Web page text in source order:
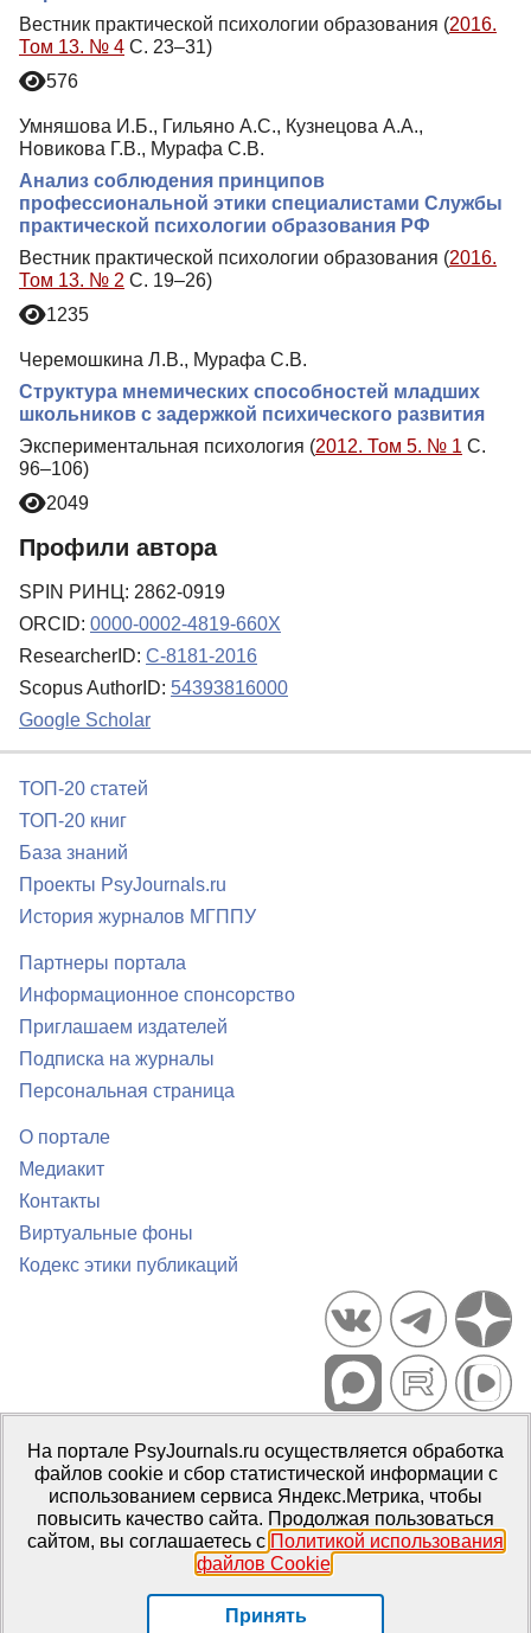
Вестник практической психологии образования (2016.
Том 13. № 4 С. 23–31)
576
Умняшова И.Б., Гильяно А.С., Кузнецова А.А.,
Новикова Г.В., Мурафа С.В.
Анализ соблюдения принципов
профессиональной этики специалистами Службы
практической психологии образования РФ
Вестник практической психологии образования (2016.
Том 13. № 2 С. 19–26)
1235
Черемошкина Л.В., Мурафа С.В.
Структура мнемических способностей младших
школьников с задержкой психического развития
Экспериментальная психология (2012. Том 5. № 1 С.
96–106)
2049
Профили автора
SPIN РИНЦ: 2862-0919
ORCID: 0000-0002-4819-660X
ResearcherID: C-8181-2016
Scopus AuthorID: 54393816000
Google Scholar
ТОП-20 статей
ТОП-20 книг
База знаний
Проекты PsyJournals.ru
История журналов МГППУ
Партнеры портала
Информационное спонсорство
Приглашаем издателей
Подписка на журналы
Персональная страница
О портале
Медиакит
Контакты
Виртуальные фоны
Кодекс этики публикаций
Портал психологических изданий PsyJournals.ru, 2007–2026
Правила использования материалов
Свидетельство регистрации СМИЭл № ФС77-66447 от 14 июля
2016 г.
Издатель: ФГБОУ ВО МГППУ
На портале PsyJournals.ru осуществляется обработка
файлов cookie и сбор статистической информации с
использованием сервиса Яндекс.Метрика, чтобы
повысить качество сайта. Продолжая пользоваться
сайтом, вы соглашаетесь с Политикой использования
файлов Cookie.
Принять